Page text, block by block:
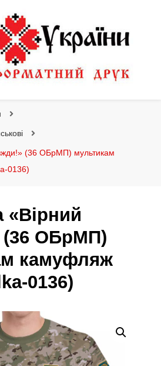
(36 ОБрМП) мультикам
0136)
«Вірний
(36 ОБрМП)
камуфляж
0136)